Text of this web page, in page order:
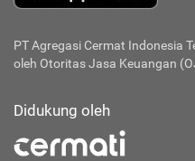
PT Agregasi Cermat Indonesia
oleh Otoritas Jasa Keuangan
Didukung oleh